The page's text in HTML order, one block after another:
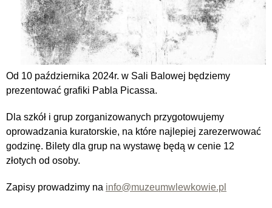
Od 10 października 2024r. w Sali Balowej będziemy
prezentować grafiki Pabla Picassa.
Dla szkół i grup zorganizowanych przygotowujemy
oprowadzania kuratorskie, na które najlepiej zarezerwować
godzinę. Bilety dla grup na wystawę będą w cenie 12
złotych od osoby.
Zapisy prowadzimy na info@muzeumwlewkowie.pl